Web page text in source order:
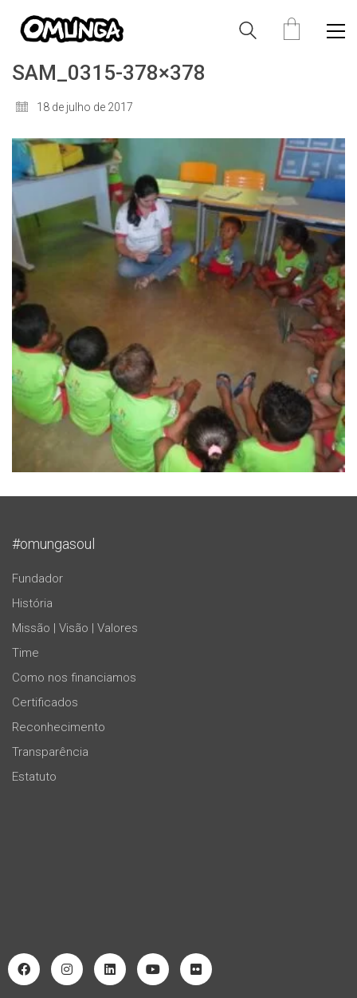
SAM_0315-378×378
18 de julho de 2017
#omungasoul
Fundador
História
Missão | Visão | Valores
Time
Como nos financiamos
Certificados
Reconhecimento
Transparência
Estatuto